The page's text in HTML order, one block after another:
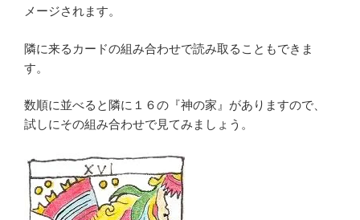
メージされます。
隣に来るカードの組み合わせで読み取ることもできま
す。
数順に並べると隣に１６の『神の家』がありますので、
試しにその組み合わせで見てみましょう。